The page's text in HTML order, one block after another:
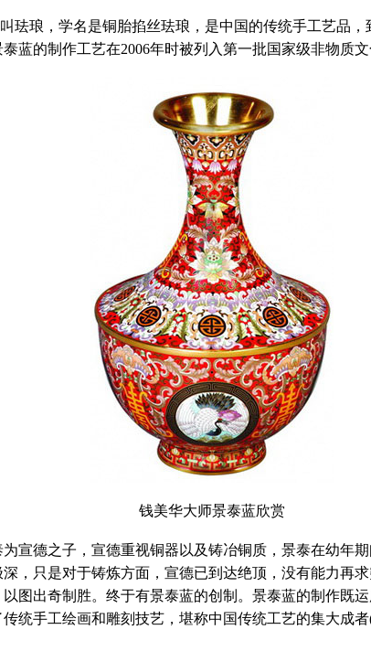
琅，学名是铜胎掐丝珐琅，是中国的传统手工艺品，
蓝的制作工艺在2006年时被列入第一批国家级非物质文
钱美华大师景泰蓝欣赏
德之子，宣德重视铜器以及铸冶铜质，景泰在幼年期
，只是对于铸炼方面，宣德已到达绝顶，没有能力再
以图出奇制胜。终于有景泰蓝的创制。景泰蓝的制作既
统手工绘画和雕刻技艺，堪称中国传统工艺的集大成